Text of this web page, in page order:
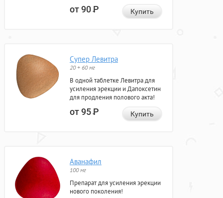
от 90Р Купить
Супер Левитра
20 + 60 мг
В одной таблетке Левитра для
усиления эрекции и Дапоксетин
для продления полового акта!
от 95Р Купить
Аванафил
100 мг
Препарат для усиления эрекции
нового поколения!